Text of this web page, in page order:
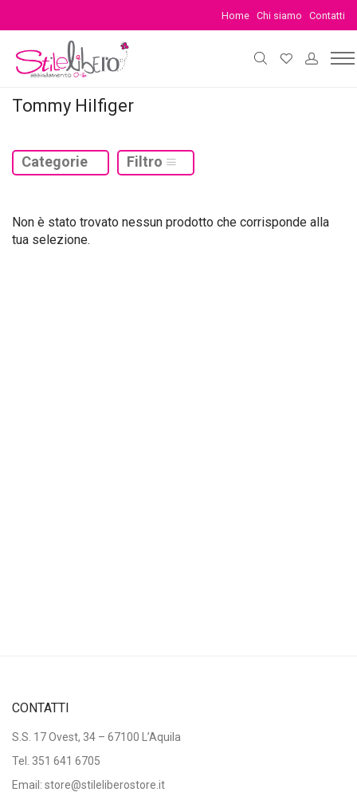
Home Chi siamo Contatti
Tommy Hilfiger
Categorie Filtro
Non è stato trovato nessun prodotto che corrisponde alla
tua selezione.
CONTATTI
S.S. 17 Ovest, 34 – 67100 L’Aquila
Tel. 351 641 6705
Email: store@stileliberostore.it